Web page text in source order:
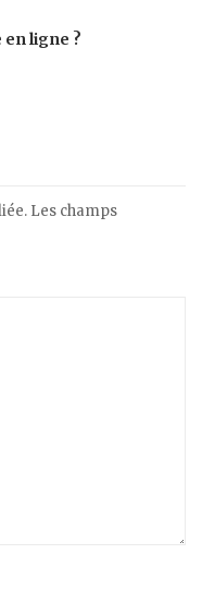
ligne ?
Les champs